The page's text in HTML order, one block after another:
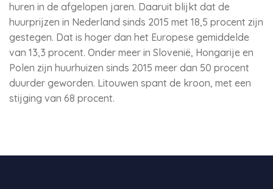
huren in de afgelopen jaren. Daaruit blijkt dat de
huurprijzen in Nederland sinds 2015 met 18,5 procent zijn
gestegen. Dat is hoger dan het Europese gemiddelde
van 13,3 procent. Onder meer in Slovenië, Hongarije en
Polen zijn huurhuizen sinds 2015 meer dan 50 procent
duurder geworden. Litouwen spant de kroon, met een
stijging van 68 procent.